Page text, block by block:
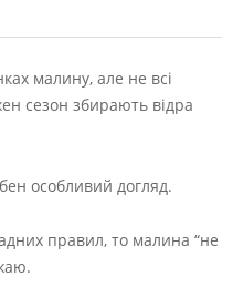
малину, але не всі
сезон збирають відра
особливий догляд.
правил, то малина “не